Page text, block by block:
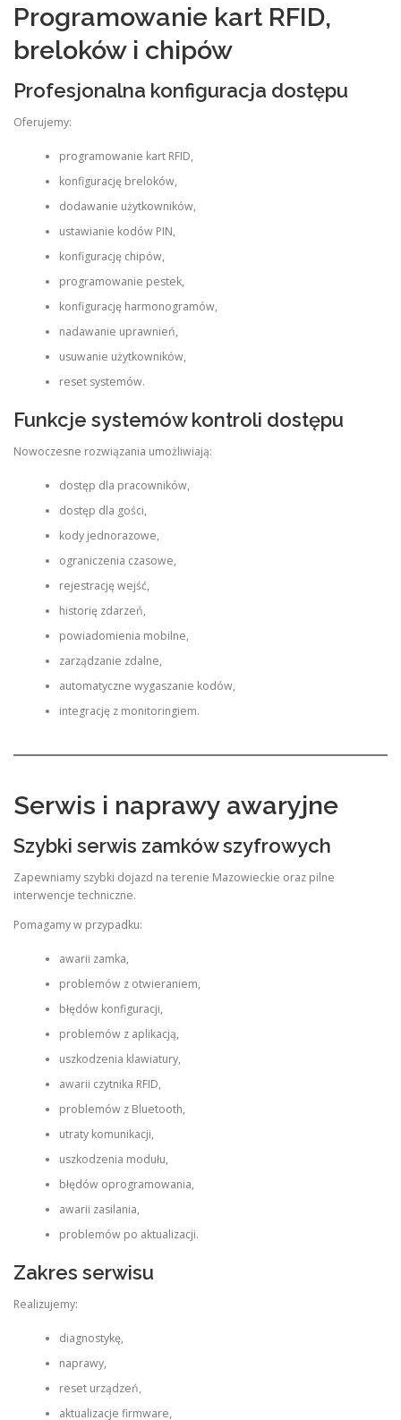
Programowanie kart RFID,
breloków i chipów
Profesjonalna konfiguracja dostępu
Oferujemy:
programowanie kart RFID,
konfigurację breloków,
dodawanie użytkowników,
ustawianie kodów PIN,
konfigurację chipów,
programowanie pestek,
konfigurację harmonogramów,
nadawanie uprawnień,
usuwanie użytkowników,
reset systemów.
Funkcje systemów kontroli dostępu
Nowoczesne rozwiązania umożliwiają:
dostęp dla pracowników,
dostęp dla gości,
kody jednorazowe,
ograniczenia czasowe,
rejestrację wejść,
historię zdarzeń,
powiadomienia mobilne,
zarządzanie zdalne,
automatyczne wygaszanie kodów,
integrację z monitoringiem.
Serwis i naprawy awaryjne
Szybki serwis zamków szyfrowych
Zapewniamy szybki dojazd na terenie Mazowieckie oraz pilne
interwencje techniczne.
Pomagamy w przypadku:
awarii zamka,
problemów z otwieraniem,
błędów konfiguracji,
problemów z aplikacją,
uszkodzenia klawiatury,
awarii czytnika RFID,
problemów z Bluetooth,
utraty komunikacji,
uszkodzenia modułu,
błędów oprogramowania,
awarii zasilania,
problemów po aktualizacji.
Zakres serwisu
Realizujemy:
diagnostykę,
naprawy,
reset urządzeń,
aktualizacje firmware,